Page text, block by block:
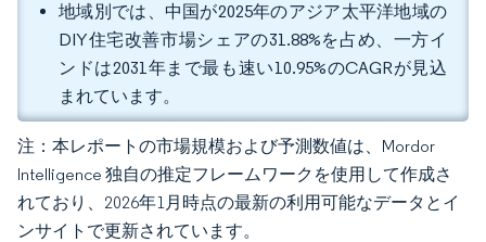
地域別では、中国が2025年のアジア太平洋地域の
DIY住宅改善市場シェアの31.88%を占め、一方イ
ンドは2031年まで最も速い10.95%のCAGRが見込
まれています。
注：本レポートの市場規模および予測数値は、Mordor
Intelligence 独自の推定フレームワークを使用して作成さ
れており、2026年1月時点の最新の利用可能なデータとイ
ンサイトで更新されています。